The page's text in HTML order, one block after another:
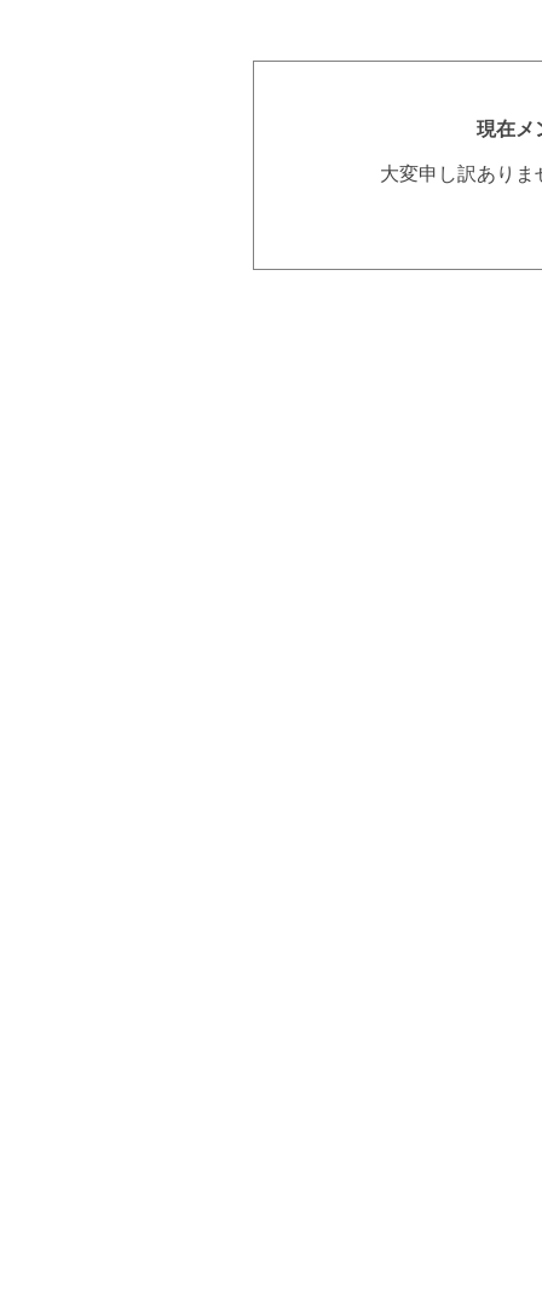
現在メ
大変申し訳あり